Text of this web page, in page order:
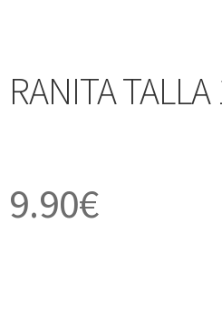
RANITA
9.90€